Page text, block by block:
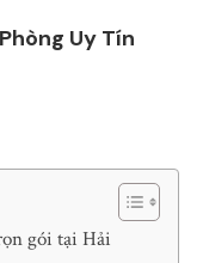
Uy Tín
gói tại Hải